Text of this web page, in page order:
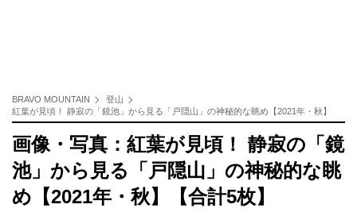
BRAVO MOUNTAIN
登山
紅葉が見頃！ 静寂の「鏡池」から見る「戸隠山」の神秘的な眺め【2021年・秋】
画像・写真：紅葉が見頃！ 静寂の「鏡
池」から見る「戸隠山」の神秘的な眺
め【2021年・秋】【合計5枚】